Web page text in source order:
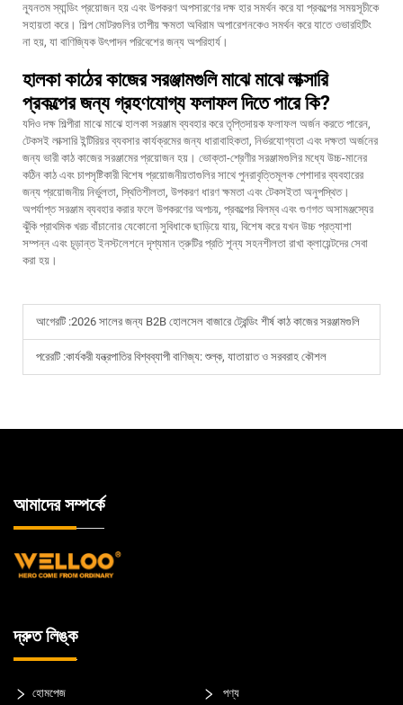
ন্যূনতম স্যান্ডিং প্রয়োজন হয় এবং উপকরণ অপসারণের দক্ষ হার সমর্থন করে যা প্রকল্পের সময়সূচীকে
সহায়তা করে। শিল্প মোটরগুলির তাপীয় ক্ষমতা অবিরাম অপারেশনকেও সমর্থন করে যাতে ওভারহিটিং
না হয়, যা বাণিজ্যিক উৎপাদন পরিবেশের জন্য অপরিহার্য।
হালকা কাঠের কাজের সরঞ্জামগুলি মাঝে মাঝে লাক্সারি
প্রকল্পের জন্য গ্রহণযোগ্য ফলাফল দিতে পারে কি?
যদিও দক্ষ শিল্পীরা মাঝে মাঝে হালকা সরঞ্জাম ব্যবহার করে তৃপ্তিদায়ক ফলাফল অর্জন করতে পারেন,
টেকসই লাক্সারি ইন্টিরিয়র ব্যবসার কার্যক্রমের জন্য ধারাবাহিকতা, নির্ভরযোগ্যতা এবং দক্ষতা অর্জনের
জন্য ভারী কাঠ কাজের সরঞ্জামের প্রয়োজন হয়। ভোক্তা-শ্রেণীর সরঞ্জামগুলির মধ্যে উচ্চ-মানের
কঠিন কাঠ এবং চাপসৃষ্টিকারী বিশেষ প্রয়োজনীয়তাগুলির সাথে পুনরাবৃত্তিমূলক পেশাদার ব্যবহারের
জন্য প্রয়োজনীয় নির্ভুলতা, স্থিতিশীলতা, উপকরণ ধারণ ক্ষমতা এবং টেকসইতা অনুপস্থিত।
অপর্যাপ্ত সরঞ্জাম ব্যবহার করার ফলে উপকরণের অপচয়, প্রকল্পের বিলম্ব এবং গুণগত অসামঞ্জস্যের
ঝুঁকি প্রাথমিক খরচ বাঁচানোর যেকোনো সুবিধাকে ছাড়িয়ে যায়, বিশেষ করে যখন উচ্চ প্রত্যাশা
সম্পন্ন এবং চূড়ান্ত ইনস্টলেশনে দৃশ্যমান ত্রুটির প্রতি শূন্য সহনশীলতা রাখা ক্লায়েন্টদের সেবা
করা হয়।
আগেরটি :2026 সালের জন্য B2B হোলসেল বাজারে ট্রেন্ডিং শীর্ষ কাঠ কাজের সরঞ্জামগুলি
পরেরটি :কার্যকরী যন্ত্রপাতির বিশ্বব্যাপী বাণিজ্য: শুল্ক, যাতায়াত ও সরবরাহ কৌশল
আমাদের সম্পর্কে
দ্রুত লিঙ্ক
হোমপেজ পণ্য